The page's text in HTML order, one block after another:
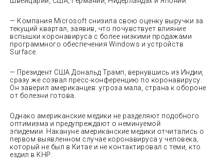
— Компания Microsoft снизила свою оценку выручки за
текущий квартал, заявив, что почувствует влияние
вспышки коронавируса с более низкими продажами
программного обеспечения Windows и устройств
Surface.
— Президент США Дональд Трамп, вернувшись из Индии,
сразу же созвал пресс-конференцию по коронавирусу.
Он заверил американцев: угроза мала, страна к обороне
от болезни готова.
Однако американские медики не разделяют подобного
оптимизма и предупреждают о неминуемой
эпидемии. Накануне американские медики отчитались о
первом выявленном случае коронавируса у человека,
который не был в Китае и не контактировал с теми, кто
ездил в КНР.